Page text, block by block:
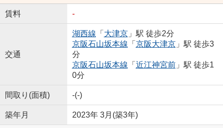
賃料 -
交通
湖西線 「 大津京」駅 徒歩2分
京阪石山坂本線 「 京阪大津京」駅 徒歩3
分
京阪石山坂本線 「 近江神宮前」駅 徒歩1
0分
間取り(面積) -(-)
築年月 2023年 3月(築3年)